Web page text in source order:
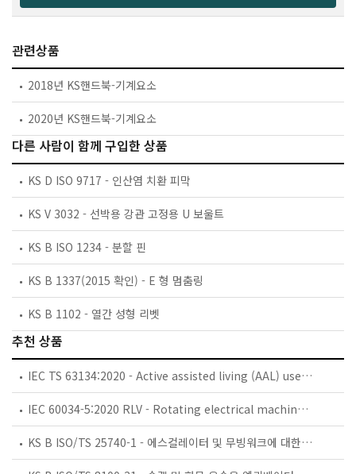
관련상품
2018년 KS핸드북-기계요소
2020년 KS핸드북-기계요소
다른 사람이 함께 구입한 상품
KS D ISO 9717 - 인산염 치환 피막
KS V 3032 - 선박용 강관 고정용 U 보울트
KS B ISO 1234 - 분할 핀
KS B 1337(2015 확인) - E 형 멈춤링
KS B 1102 - 열간 성형 리벳
추천 상품
IEC TS 63134:2020 - Active assisted living (AAL) use cases
IEC 60034-5:2020 RLV - Rotating electrical machines - Part 5: Degrees of protection provided by the integral design of rotating electrical machines (IP code) - Classification
KS B ISO/TS 25740-1 - 에스컬레이터 및 무빙워크에 대한 안전요건 — 제1부: 세계공통 필수 안전요건(GESRs)